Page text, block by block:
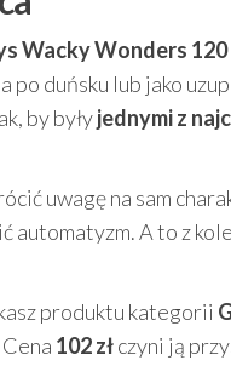
Wacky Wonders
po duńsku lub jako
by byłyjednymi z
uwagę na sam
automatyzm. A to z
produktu kategorii
102 złczyni ją